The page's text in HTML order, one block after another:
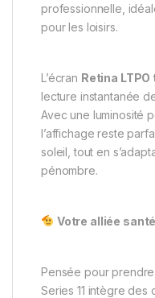
professionnelle,
pour les loisirs.
L’écran Retina
lecture instantanée
Avec une luminosité
l’affichage reste
soleil, tout en
pénombre.
Votre alliée
Pensée pour prendre
Series 11 intègre des